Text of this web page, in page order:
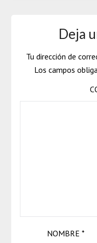
Deja
Tu dirección de
Los campos
NOMBRE*